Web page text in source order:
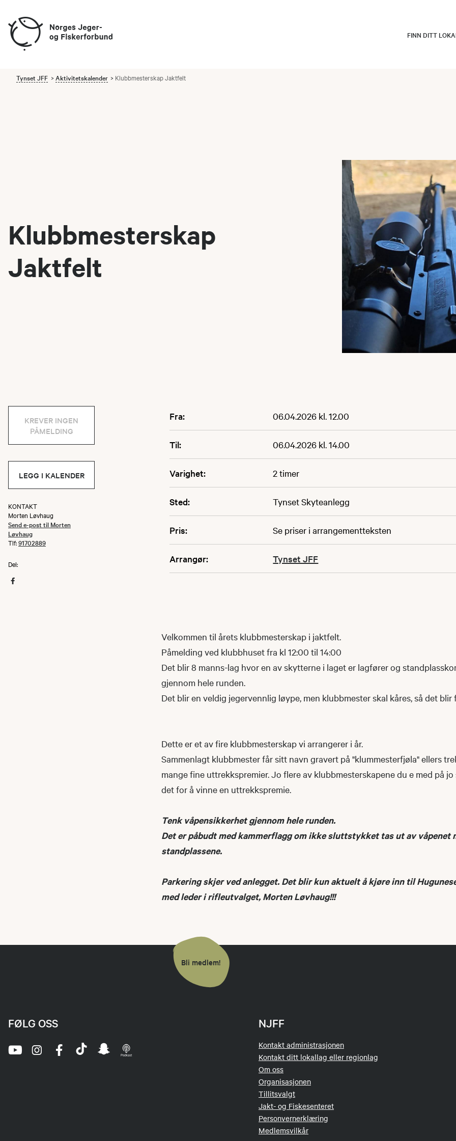
FINN DITT
Tynset JFF Aktivitetskalender Klubbmesterskap Jaktfelt
Klubbmesterskap
Jaktfelt
Fra: 06.04.2026 kl. 12.00
Til: 06.04.2026 kl. 14.00
Varighet: 2 timer
Sted: Tynset Skyteanlegg
Pris: Se priser i arrangementteksten
Arrangør: Tynset JFF
KREVER INGEN
PÅMELDING
LEGG I KALENDER
KONTAKT
Morten Løvhaug
Send e-post til Morten
Løvhaug
Tlf:91702889
Del:
Velkommen til årets klubbmesterskap i jaktfelt.
Påmelding ved klubbhuset fra kl 12:00 til 14:00
Det blir 8 manns-lag hvor en av skytterne i laget er lagfører og
gjennom hele runden.
Det blir en veldig jegervennlig løype, men klubbmester skal kåres, så det
Dette er et av fire klubbmesterskap vi arrangerer i år.
Sammenlagt klubbmester får sitt navn gravert på "klummesterfjøla" ellers
mange fine uttrekkspremier. Jo flere av klubbmesterskapene du e med på
det for å vinne en uttrekkspremie.
Tenk våpensikkerhet gjennom hele runden.
Det er påbudt med kammerflagg om ikke sluttstykket tas ut av våpenet
standplassene.
Parkering skjer ved anlegget. Det blir kun aktuelt å kjøre inn til
med leder i rifleutvalget, Morten Løvhaug!!!
Bli medlem!
NJFF
Kontakt administrasjonen
Kontakt ditt lokallag eller regionlag
Om oss
Organisasjonen
Tillitsvalgt
Jakt- og Fiskesenteret
Personvernerklæring
Medlemsvilkår
FØLG OSS